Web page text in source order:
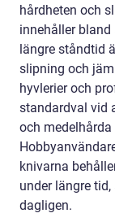
hårdheten och
innehåller
längre ståndtid
slipning och
hyvlerier och
standardval vid
och medelhårda
knivarna
under längre
dagligen.